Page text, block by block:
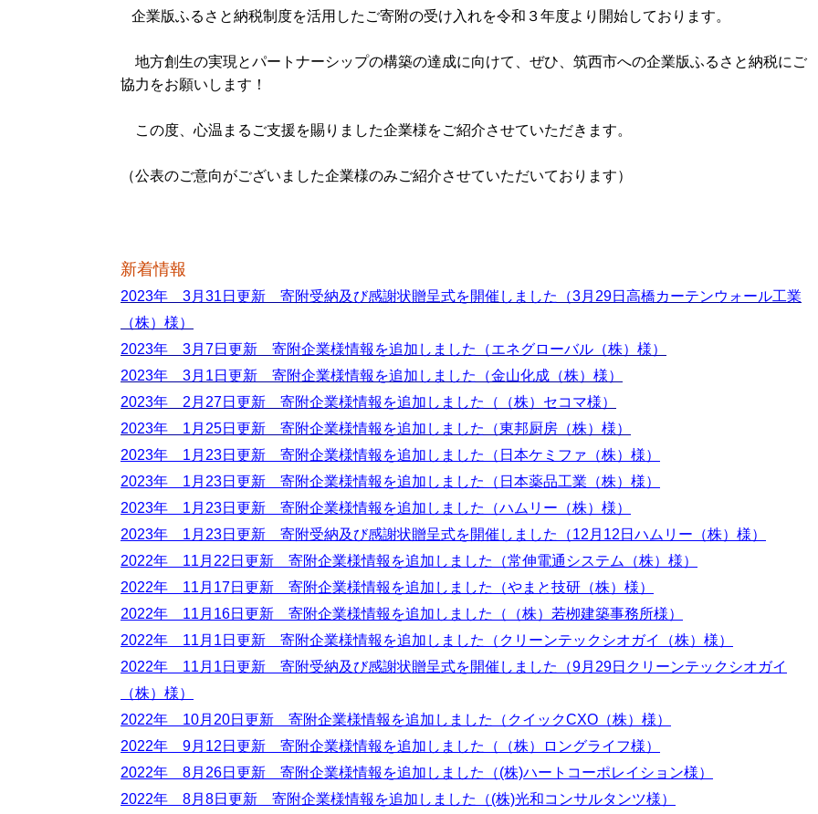
企業版ふるさと納税制度を活用したご寄附の受け入れを令和３年度より開始しております。
地方創生の実現とパートナーシップの構築の達成に向けて、ぜひ、筑西市への企業版ふるさと納税にご
協力をお願いします！
この度、心温まるご支援を賜りました企業様をご紹介させていただきます。
（公表のご意向がございました企業様のみご紹介させていただいております）
新着情報
2023年 3月31日更新 寄附受納及び感謝状贈呈式を開催しました（3月29日高橋カーテンウォール工業
（株）様）
2023年 3月7日更新 寄附企業様情報を追加しました（エネグローバル（株）様）
2023年 3月1日更新 寄附企業様情報を追加しました（金山化成（株）様）
2023年 2月27日更新 寄附企業様情報を追加しました（（株）セコマ様）
2023年 1月25日更新 寄附企業様情報を追加しました（東邦厨房（株）様）
2023年 1月23日更新 寄附企業様情報を追加しました（日本ケミファ（株）様）
2023年 1月23日更新 寄附企業様情報を追加しました（日本薬品工業（株）様）
2023年 1月23日更新 寄附企業様情報を追加しました（ハムリー（株）様）
2023年 1月23日更新 寄附受納及び感謝状贈呈式を開催しました（12月12日ハムリー（株）様）
2022年 11月22日更新 寄附企業様情報を追加しました（常伸電通システム（株）様）
2022年 11月17日更新 寄附企業様情報を追加しました（やまと技研（株）様）
2022年 11月16日更新 寄附企業様情報を追加しました（（株）若栁建築事務所様）
2022年 11月1日更新 寄附企業様情報を追加しました（クリーンテックシオガイ（株）様）
2022年 11月1日更新 寄附受納及び感謝状贈呈式を開催しました（9月29日クリーンテックシオガイ
（株）様）
2022年 10月20日更新 寄附企業様情報を追加しました（クイックCXO（株）様）
2022年 9月12日更新 寄附企業様情報を追加しました（（株）ロングライフ様）
2022年 8月26日更新 寄附企業様情報を追加しました（(株)ハートコーポレイション様）
2022年 8月8日更新 寄附企業様情報を追加しました（(株)光和コンサルタンツ様）